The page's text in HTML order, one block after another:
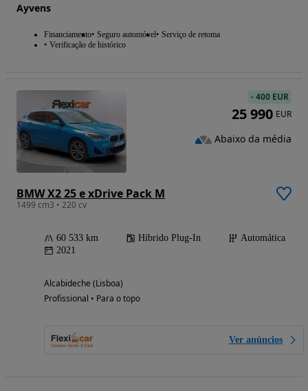
Ayvens
Financiamento Seguro automóvel Serviço de retoma
Verificação de histórico
BMW X2 25 e xDrive Pack M
1499 cm3 • 220 cv
60 533 km Híbrido Plug-In
Automática
2021
Alcabideche (Lisboa)
Profissional • Para o topo
Ver anúncios
-400 EUR
25 990 EUR
Abaixo da média